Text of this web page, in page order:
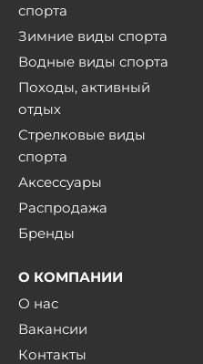
спорта
Зимние виды спорта
Водные виды спорта
Походы, активный
отдых
Стрелковые виды
спорта
Аксессуары
Распродажа
Бренды
О КОМПАНИИ
О нас
Вакансии
Контакты